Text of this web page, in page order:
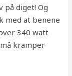
på diget! Og
med at benene
340 watt
kramper